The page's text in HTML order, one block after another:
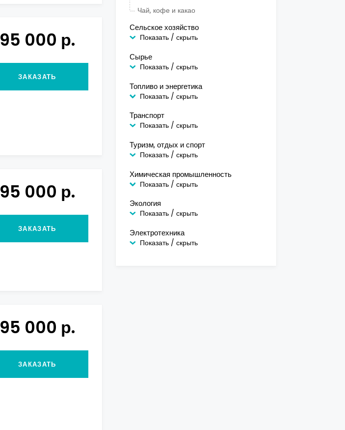
95 000 р.
ЗАКАЗАТЬ
95 000 р.
ЗАКАЗАТЬ
95 000 р.
ЗАКАЗАТЬ
Чай, кофе и какао
Сельское хозяйство
Показать / скрыть
Сырье
Показать / скрыть
Топливо и энергетика
Показать / скрыть
Транспорт
Показать / скрыть
Туризм, отдых и спорт
Показать / скрыть
Химическая промышленность
Показать / скрыть
Экология
Показать / скрыть
Электротехника
Показать / скрыть